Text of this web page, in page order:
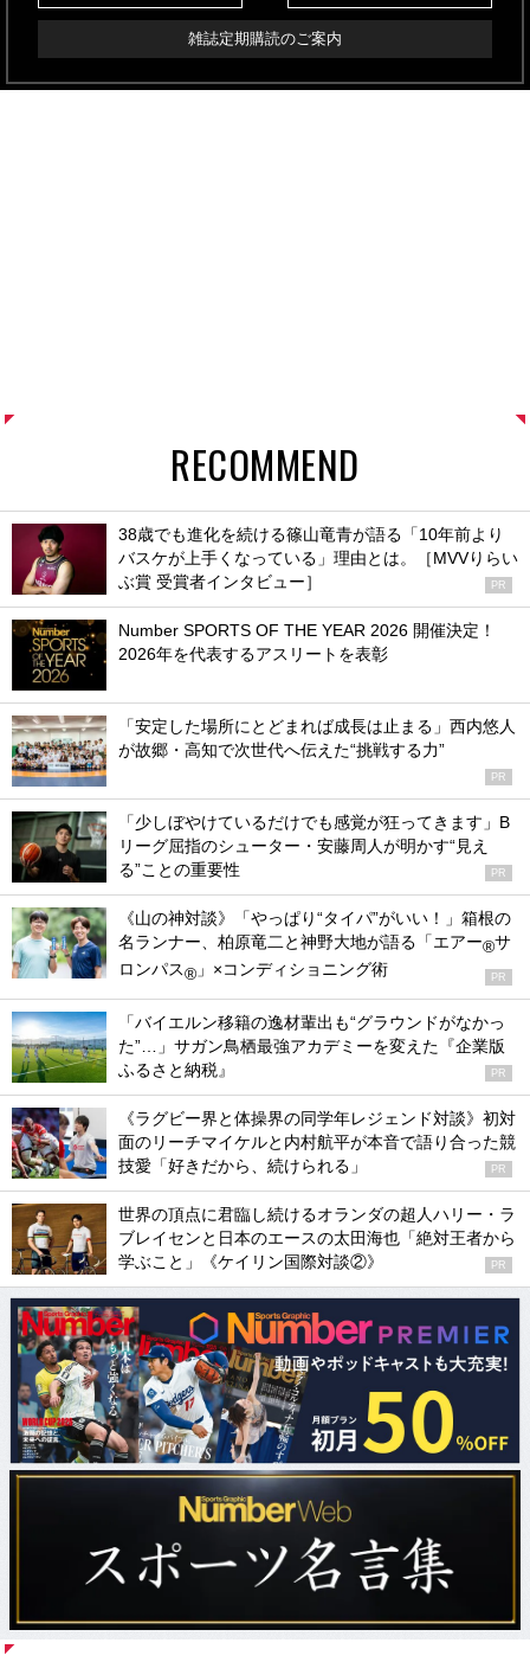
雑誌定期購読のご案内
RECOMMEND
38歳でも進化を続ける篠山竜青が語る「10年前より
バスケが上手くなっている」理由とは。［MVVりらい
ぶ賞 受賞者インタビュー］
PR
Number SPORTS OF THE YEAR 2026 開催決定！
2026年を代表するアスリートを表彰
「安定した場所にとどまれば成長は止まる」西内悠人
が故郷・高知で次世代へ伝えた“挑戦する力”
PR
「少しぼやけているだけでも感覚が狂ってきます」B
リーグ屈指のシューター・安藤周人が明かす“見え
る”ことの重要性
PR
《山の神対談》「やっぱり“タイパ”がいい！」箱根の
名ランナー、柏原竜二と神野大地が語る「エアー®サ
ロンパス® 」×コンディショニング術 PR
「バイエルン移籍の逸材輩出も“グラウンドがなかっ
た”…」サガン鳥栖最強アカデミーを変えた『企業版
ふるさと納税』
PR
《ラグビー界と体操界の同学年レジェンド対談》初対
面のリーチマイケルと内村航平が本音で語り合った競
技愛「好きだから、続けられる」
PR
世界の頂点に君臨し続けるオランダの超人ハリー・ラ
ブレイセンと日本のエースの太田海也「絶対王者から
学ぶこと」《ケイリン国際対談②》
PR